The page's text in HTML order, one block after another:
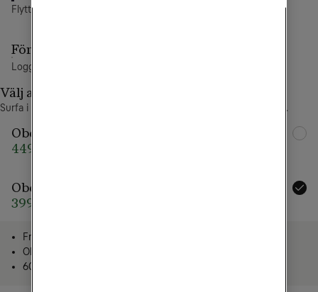
Flytta nummer eller välj ett nytt
Förnya ditt Tele2-abonnemang
Logga in för att fortsätta
Välj abonnemang
Surfa i Sveriges snabbaste 5G-nät. Täcker 99,9% av befolkningen.
Obegränsad Max
449 kr/mån
Obegränsad
399 kr/mån
Fria samtal och sms
Obegränsad surf i Sverige
60 GB surf i EU/EES